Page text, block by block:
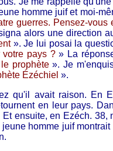
homme juif et moi-
guerres. Pensez-
alors une direction
». Je lui posai la
votre pays ?» La
le prophète». Je
Ézéchiel ».
qu'il avait raison. En
en leur pays.
Et ensuite, en Ezéch. 38,
homme juif